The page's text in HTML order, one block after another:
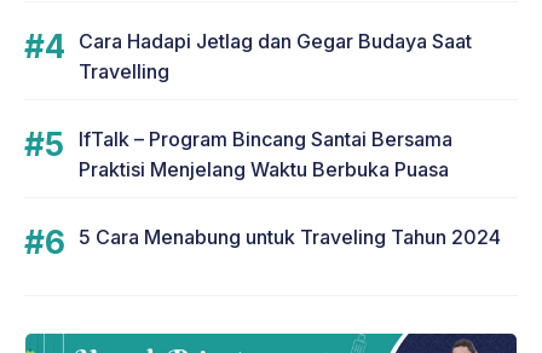
Cara Hadapi Jetlag dan Gegar Budaya Saat
Travelling
IfTalk – Program Bincang Santai Bersama
Praktisi Menjelang Waktu Berbuka Puasa
5 Cara Menabung untuk Traveling Tahun 2024